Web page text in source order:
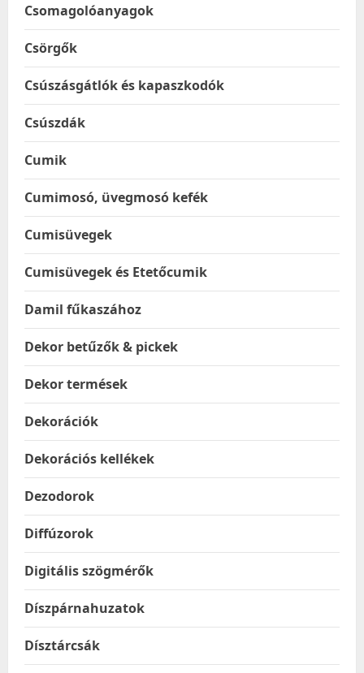
Csomagolóanyagok
Csörgők
Csúszásgátlók és kapaszkodók
Csúszdák
Cumik
Cumimosó, üvegmosó kefék
Cumisüvegek
Cumisüvegek és Etetőcumik
Damil fűkaszához
Dekor betűzők & pickek
Dekor termések
Dekorációk
Dekorációs kellékek
Dezodorok
Diffúzorok
Digitális szögmérők
Díszpárnahuzatok
Dísztárcsák